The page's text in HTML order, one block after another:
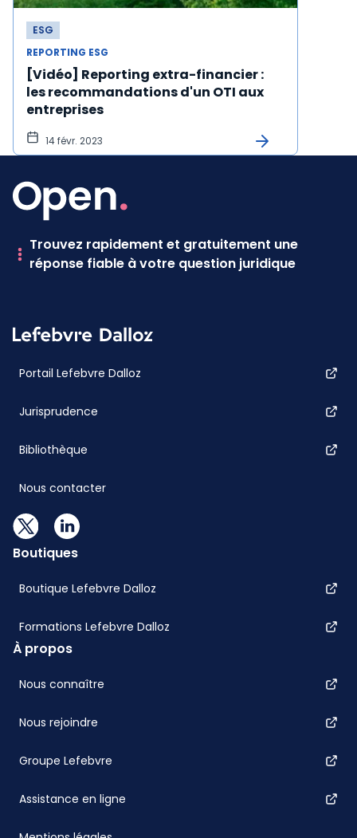
ESG
REPORTING ESG
[Vidéo] Reporting extra-financier :
les recommandations d'un OTI aux
entreprises
14 févr. 2023
Trouvez rapidement et gratuitement une
réponse fiable à votre question juridique
Portail Lefebvre Dalloz
Jurisprudence
Bibliothèque
Nous contacter
Boutiques
Boutique Lefebvre Dalloz
Formations Lefebvre Dalloz
À propos
Nous connaître
Nous rejoindre
Groupe Lefebvre
Assistance en ligne